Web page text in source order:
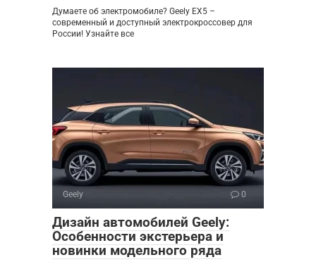
Думаете об электромобиле? Geely EX5 –
современный и доступный электрокроссовер для
России! Узнайте все
Geely 0
Дизайн автомобилей Geely:
Особенности экстерьера и
новинки модельного ряда